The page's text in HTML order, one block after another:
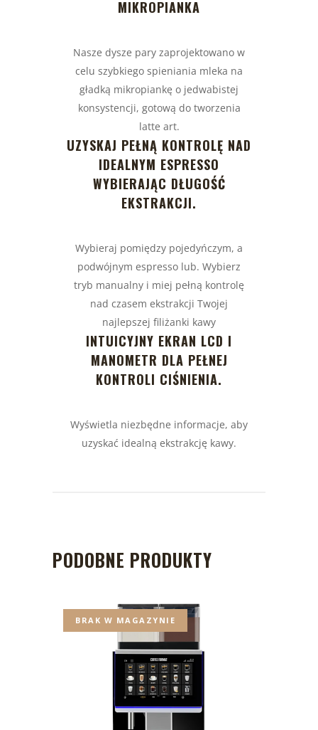
MIKROPIANKA
Nasze dysze pary zaprojektowano w
celu szybkiego spieniania mleka na
gładką mikropiankę o jedwabistej
konsystencji, gotową do tworzenia
latte art.
UZYSKAJ PEŁNĄ KONTROLĘ NAD
IDEALNYM ESPRESSO
WYBIERAJĄC DŁUGOŚĆ
EKSTRAKCJI.
Wybieraj pomiędzy pojedyńczym, a
podwójnym espresso lub. Wybierz
tryb manualny i miej pełną kontrolę
nad czasem ekstrakcji Twojej
najlepszej filiżanki kawy
INTUICYJNY EKRAN LCD I
MANOMETR DLA PEŁNEJ
KONTROLI CIŚNIENIA.
Wyświetla niezbędne informacje, aby
uzyskać idealną ekstrakcję kawy.
PODOBNE PRODUKTY
BRAK W MAGAZYNIE